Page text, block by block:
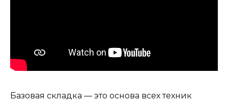
Базовая складка — это основа всех техник